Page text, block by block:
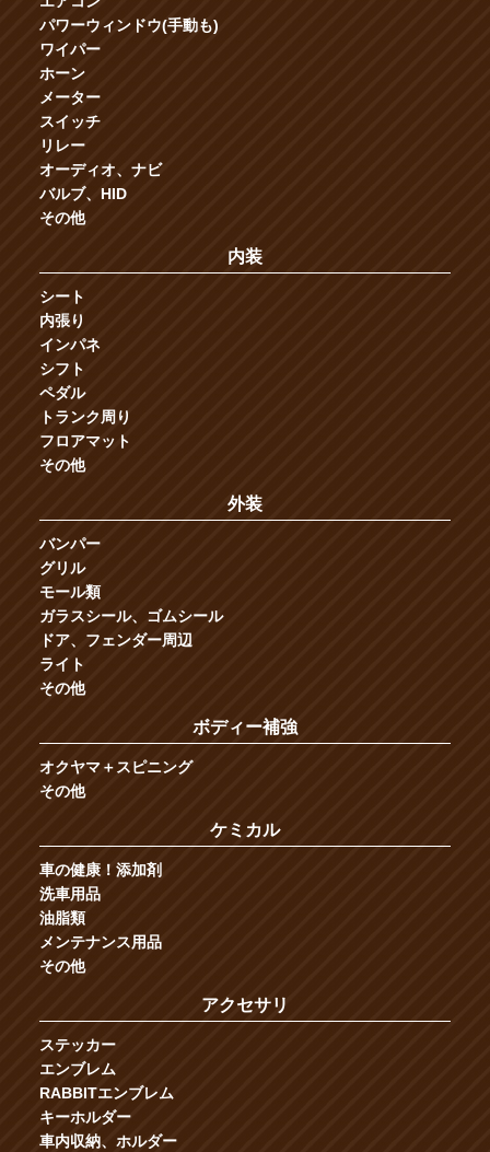
パワーウィンドウ(手動も)
ワイパー
ホーン
メーター
スイッチ
リレー
オーディオ、ナビ
バルブ、HID
その他
内装
シート
内張り
インパネ
シフト
ペダル
トランク周り
フロアマット
その他
外装
バンパー
グリル
モール類
ガラスシール、ゴムシール
ドア、フェンダー周辺
ライト
その他
ボディー補強
オクヤマ＋スピニング
その他
ケミカル
車の健康！添加剤
洗車用品
油脂類
メンテナンス用品
その他
アクセサリ
ステッカー
エンブレム
RABBITエンブレム
キーホルダー
車内収納、ホルダー